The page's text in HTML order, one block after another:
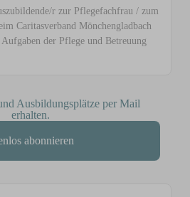
r zur Pflegefachfrau / zum
Caritasverband Mönchengladbach
der Pflege und Betreuung
Ausbildungsplätze per Mail
erhalten.
abonnieren